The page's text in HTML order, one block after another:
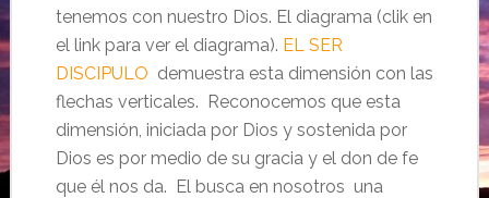
tenemos con nuestro Dios. El diagrama (clik en
el link para ver el diagrama). EL SER
DISCIPULO demuestra esta dimensión con las
flechas verticales. Reconocemos que esta
dimensión, iniciada por Dios y sostenida por
Dios es por medio de su gracia y el don de fe
que él nos da. El busca en nosotros una